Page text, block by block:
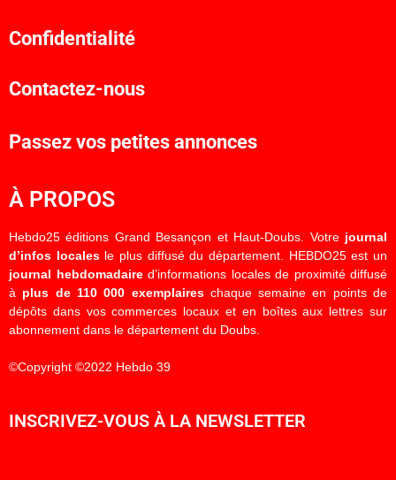
Confidentialité
Contactez-nous
Passez vos petites annonces
À PROPOS
Hebdo25 éditions Grand Besançon et Haut-Doubs. Votre journal
d’infos localesle plus diffusé du département. HEBDO25 est un
journal hebdomadaired’informations locales de proximité diffusé
à plus de 110 000 exemplaireschaque semaine en points de
dépôts dans vos commerces locaux et en boîtes aux lettres sur
abonnement dans le département du Doubs.
©Copyright ©2022 Hebdo 39
INSCRIVEZ-VOUS À LA NEWSLETTER